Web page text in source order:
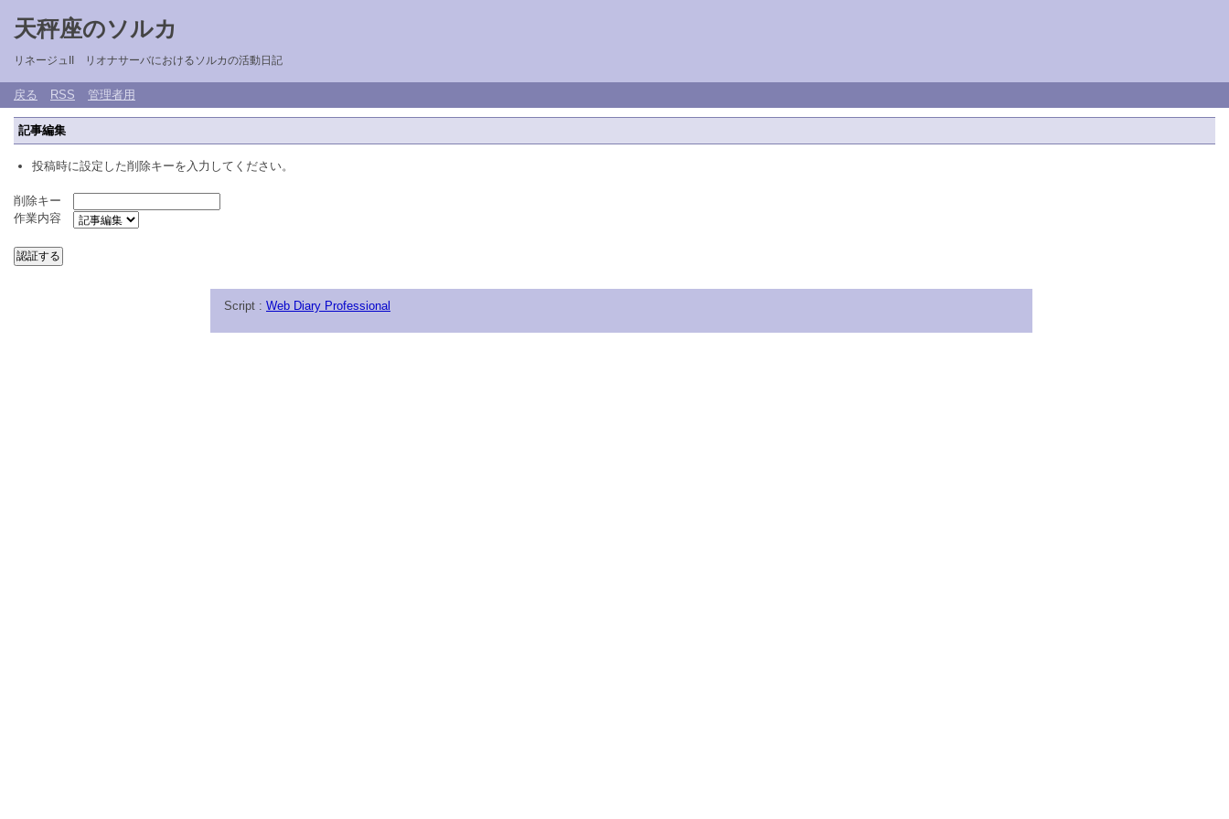
天秤座のソルカ
リネージュII リオナサーバにおけるソルカの活動日記
戻る RSS 管理者用
記事編集
投稿時に設定した削除キーを入力してください。
削除キー
作業内容
Script : Web Diary Professional